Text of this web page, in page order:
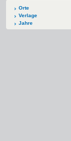
Orte
Verlage
Jahre